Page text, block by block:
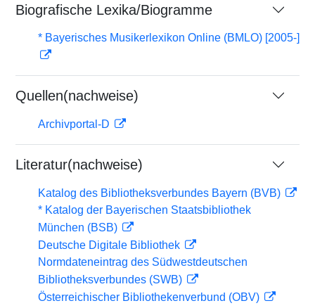
Biografische Lexika/Biogramme
* Bayerisches Musikerlexikon Online (BMLO) [2005-]
Quellen(nachweise)
Archivportal-D
Literatur(nachweise)
Katalog des Bibliotheksverbundes Bayern (BVB)
* Katalog der Bayerischen Staatsbibliothek
München (BSB)
Deutsche Digitale Bibliothek
Normdateneintrag des Südwestdeutschen
Bibliotheksverbundes (SWB)
Österreichischer Bibliothekenverbund (OBV)